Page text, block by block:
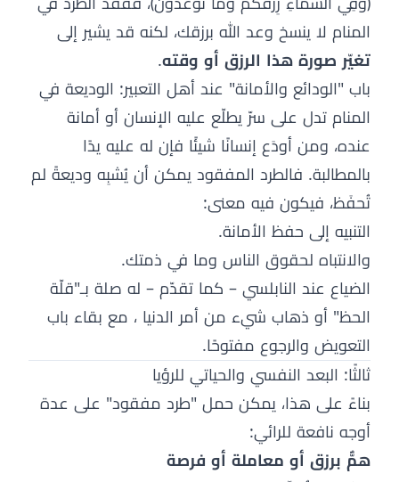
المنام لا ينسخ وعد الله برزقك، لكنه قد يشير إلى
تغيّر صورة هذا الرزق أو وقته.
باب "الودائع والأمانة" عند أهل التعبير: الوديعة في
المنام تدل على سرّ يطلّع عليه الإنسان أو أمانة
عنده، ومن أودَع إنسانًا شيئًا فإن له عليه يدًا
بالمطالبة. فالطرد المفقود يمكن أن يُشبِه وديعةً لم
تُحفَظ، فيكون فيه معنى:
التنبيه إلى حفظ الأمانة.
والانتباه لحقوق الناس وما في ذمتك.
الضياع عند النابلسي – كما تقدّم – له صلة بـ"قلّة
الحظ" أو ذهاب شيء من أمر الدنيا ، مع بقاء باب
التعويض والرجوع مفتوحًا.
ثالثًا: البعد النفسي والحياتي للرؤيا
بناءً على هذا، يمكن حمل "طرد مفقود" على عدة
أوجه نافعة للرائي:
همٌّ برزق أو معاملة أو فرصة